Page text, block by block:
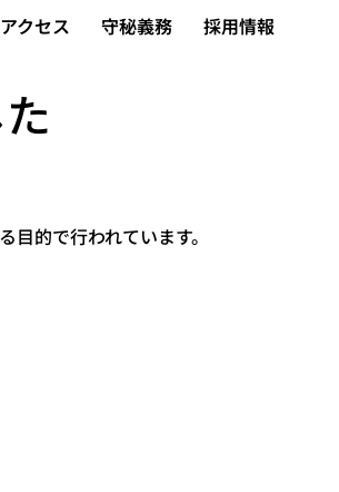
アクセス 守秘義務
採用情報
的で行われています。